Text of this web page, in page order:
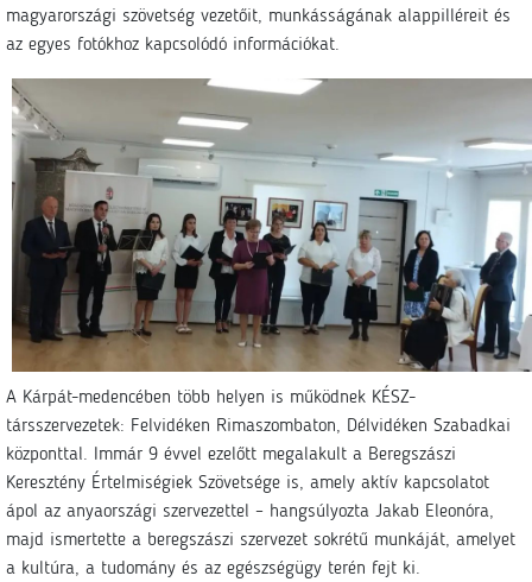
magyarországi szövetség vezetőit, munkásságának alappilléreit és
az egyes fotókhoz kapcsolódó információkat.
A Kárpát-medencében több helyen is működnek KÉSZ-
társszervezetek: Felvidéken Rimaszombaton, Délvidéken Szabadkai
központtal. Immár 9 évvel ezelőtt megalakult a Beregszászi
Keresztény Értelmiségiek Szövetsége is, amely aktív kapcsolatot
ápol az anyaországi szervezettel – hangsúlyozta Jakab Eleonóra,
majd ismertette a beregszászi szervezet sokrétű munkáját, amelyet
a kultúra, a tudomány és az egészségügy terén fejt ki.